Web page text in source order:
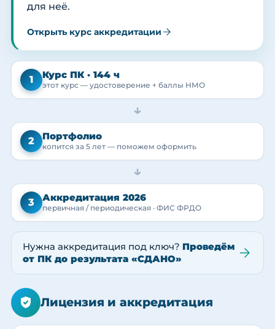
для неё.
Открыть курс аккредитации
1 Курс ПК · 144 ч
этот курс — удостоверение + баллы НМО
→
2 Портфолио
копится за 5 лет — поможем оформить
→
3 Аккредитация 2026
первичная / периодическая · ФИС ФРДО
Нужна аккредитация под ключ? Проведём
от ПК до результата «СДАНО»
Лицензия и аккредитация